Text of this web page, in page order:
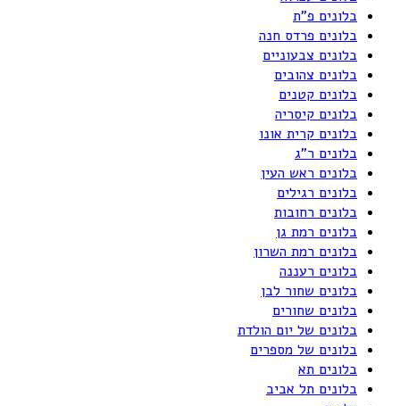
בלונים פ"ת
בלונים פרדס חנה
בלונים צבעוניים
בלונים צהובים
בלונים קטנים
בלונים קיסריה
בלונים קרית אונו
בלונים ר"ג
בלונים ראש העין
בלונים רגילים
בלונים רחובות
בלונים רמת גן
בלונים רמת השרון
בלונים רעננה
בלונים שחור לבן
בלונים שחורים
בלונים של יום הולדת
בלונים של מספרים
בלונים תא
בלונים תל אביב